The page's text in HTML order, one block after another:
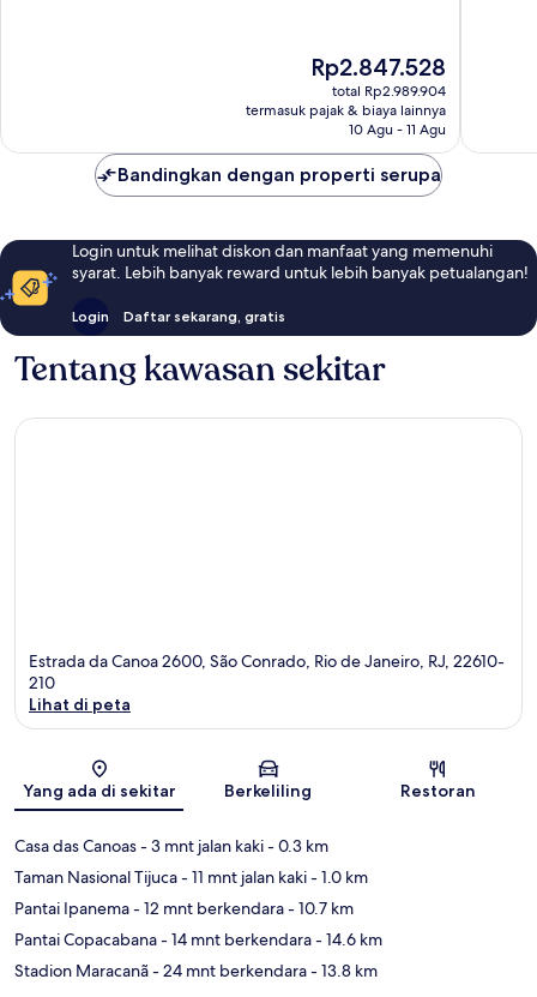
Harga
sekarang
Rp2.847.528
Rp2.847.528
total Rp2.989.904
termasuk pajak & biaya lainnya
10 Agu - 11 Agu
Bandingkan dengan properti serupa
Login untuk melihat diskon dan manfaat yang memenuhi
syarat. Lebih banyak reward untuk lebih banyak petualangan!
Login Daftar sekarang, gratis
Tentang kawasan sekitar
Estrada da Canoa 2600, São Conrado, Rio de Janeiro, RJ, 22610-
210
Lihat di peta
Yang ada di sekitar Berkeliling Restoran
Casa das Canoas- 3 mnt jalan kaki- 0.3 km
Taman Nasional Tijuca- 11 mnt jalan kaki- 1.0 km
Pantai Ipanema- 12 mnt berkendara- 10.7 km
Pantai Copacabana- 14 mnt berkendara- 14.6 km
Stadion Maracanã- 24 mnt berkendara- 13.8 km